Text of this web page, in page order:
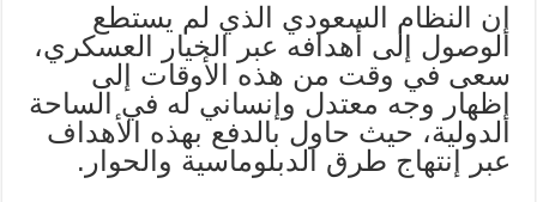
إن النظام السعودي الذي لم يستطع
الوصول إلى أهدافه عبر الخيار العسكري،
سعى في وقت من هذه الأوقات إلى
إظهار وجه معتدل وإنساني له في الساحة
الدولية، حيث حاول بالدفع بهذه الأهداف
عبر إنتهاج طرق الدبلوماسية والحوار.